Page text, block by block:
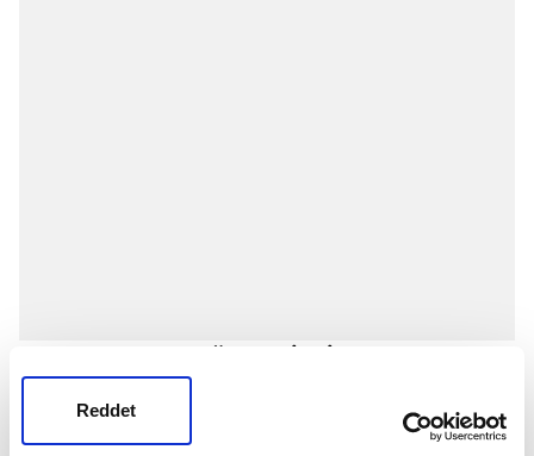
Reddet
Aziz Yıldırım, 15 kez girdiği Fenerbahçe seçimlerinde